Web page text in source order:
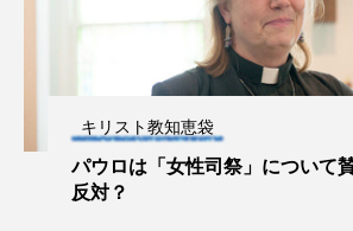
キリスト教知恵袋
パウロは「女性司祭」について
反対？